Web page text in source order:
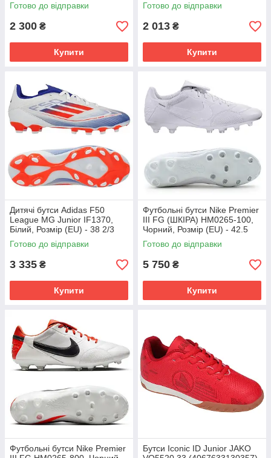
Готово до відправки
2 300 ₴
Купити
Готово до відправки
2 013 ₴
Купити
Дитячі бутси Adidas F50
League MG Junior IF1370,
Білий, Розмір (EU) - 38 2/3
Готово до відправки
3 335 ₴
Купити
Футбольні бутси Nike Premier
III FG (ШКІРА) HM0265-100,
Чорний, Розмір (EU) - 42.5
Готово до відправки
5 750 ₴
Купити
Футбольні бутси Nike Premier
Бутси Iconic ID Junior JAKO